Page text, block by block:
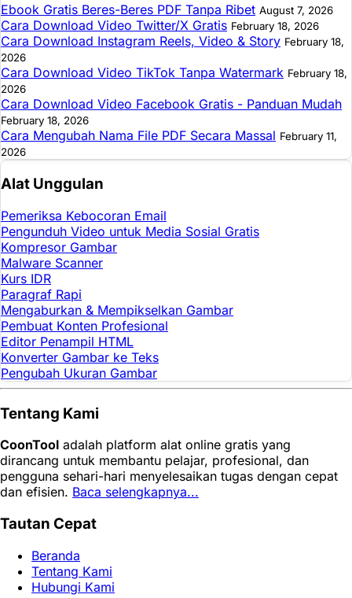
Ebook Gratis Beres-Beres PDF Tanpa Ribet August 7, 2026
Cara Download Video Twitter/X Gratis February 18, 2026
Cara Download Instagram Reels, Video & Story February 18,
2026
Cara Download Video TikTok Tanpa Watermark February 18,
2026
Cara Download Video Facebook Gratis - Panduan Mudah
February 18, 2026
Cara Mengubah Nama File PDF Secara Massal February 11,
2026
Alat Unggulan
Pemeriksa Kebocoran Email
Pengunduh Video untuk Media Sosial Gratis
Kompresor Gambar
Malware Scanner
Kurs IDR
Paragraf Rapi
Mengaburkan & Mempikselkan Gambar
Pembuat Konten Profesional
Editor Penampil HTML
Konverter Gambar ke Teks
Pengubah Ukuran Gambar
Tentang Kami
CoonTool adalah platform alat online gratis yang
dirancang untuk membantu pelajar, profesional, dan
pengguna sehari-hari menyelesaikan tugas dengan cepat
dan efisien. Baca selengkapnya...
Tautan Cepat
Beranda
Tentang Kami
Hubungi Kami